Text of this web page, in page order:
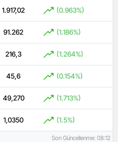
1.917,02 (0.963%)
91.262 (1.186%)
216,3 (1.264%)
45,6 (0.154%)
49,270 (1.713%)
1,0350 (1.5%)
Son Güncellenme: 08:12